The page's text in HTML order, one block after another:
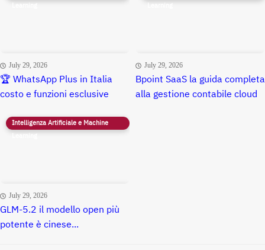
Learning
July 29, 2026
🏆 WhatsApp Plus in Italia
costo e funzioni esclusive
Learning
July 29, 2026
Bpoint SaaS la guida completa
alla gestione contabile cloud
Intelligenza Artificiale e Machine
Learning
July 29, 2026
GLM-5.2 il modello open più
potente è cinese...